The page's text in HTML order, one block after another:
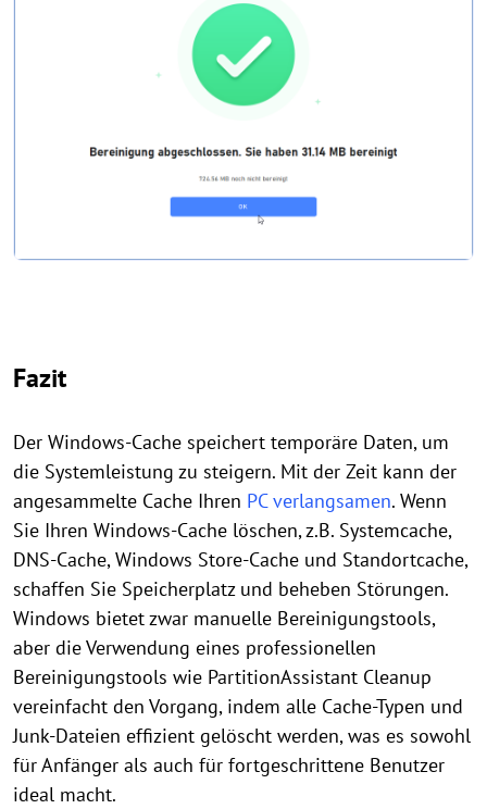
Fazit
Der Windows-Cache speichert temporäre Daten, um
die Systemleistung zu steigern. Mit der Zeit kann der
angesammelte Cache Ihren PC verlangsamen. Wenn
Sie Ihren Windows-Cache löschen, z.B. Systemcache,
DNS-Cache, Windows Store-Cache und Standortcache,
schaffen Sie Speicherplatz und beheben Störungen.
Windows bietet zwar manuelle Bereinigungstools,
aber die Verwendung eines professionellen
Bereinigungstools wie PartitionAssistant Cleanup
vereinfacht den Vorgang, indem alle Cache-Typen und
Junk-Dateien effizient gelöscht werden, was es sowohl
für Anfänger als auch für fortgeschrittene Benutzer
ideal macht.